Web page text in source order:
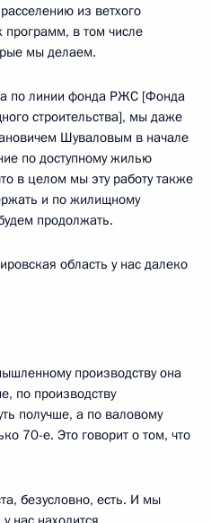
из ветхого
программ, в том числе
мы делаем.
по линии фонда РЖС [Фонда
строительства], мы даже
Шуваловым в начале
по доступному жилью
в целом мы эту работу также
и по жилищному
продолжать.
область у нас далеко
производству она
по производству
получше, а по валовому
70-е. Это говорит о том, что
безусловно, есть. И мы